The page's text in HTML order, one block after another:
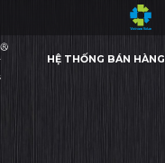
HỆ THỐNG BÁN HÀNG
WOODGRAIN EDGE